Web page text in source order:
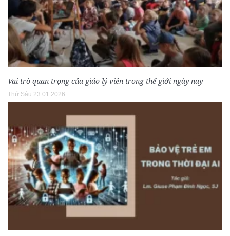
Vai trò quan trọng của giáo lý viên trong thế giới ngày nay
Thứ Sáu 23.01.2026